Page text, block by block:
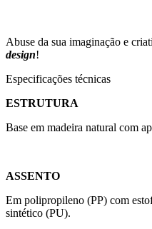
Abuse da sua imaginação e
design!
Especificações técnicas
ESTRUTURA
Base em madeira natural com
ASSENTO
Em polipropileno (PP) com
sintético (PU).